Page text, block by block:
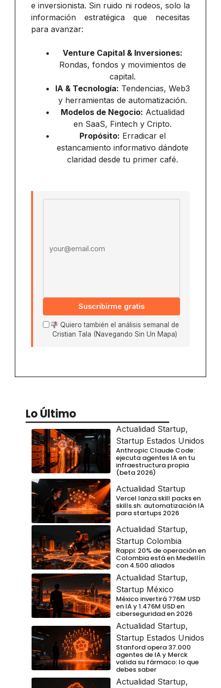
e inversionista. Sin ruido ni rodeos, solo la
información estratégica que necesitas
para avanzar:
Venture Capital & Inversiones:
Rondas, fondos y movimientos de
capital.
IA & Tecnología: Tendencias, Web3
y herramientas de automatización.
Modelos de Negocio: Actualidad
en SaaS, Fintech y Cripto.
Propósito: Erradicar el
estancamiento informativo dándote
claridad desde tu primer café.
Suscribirme gratis
Quiero también el análisis semanal de
Cristian Tala (Navegando Sin Un Mapa)
Lo Último
Actualidad Startup,
Startup Estados Unidos
Anthropic Claude Code:
ejecuta agentes IA en tu
infraestructura propia
(beta 2026)
Actualidad Startup
Vercel lanza skill packs en
skills.sh: automatización IA
para startups 2026
Actualidad Startup,
Startup Colombia
Rappi: 20% de operación en
Colombia está en Medellín
con 4.500 aliados
Actualidad Startup,
Startup México
México invertirá 776M USD
en IA y 1.476M USD en
ciberseguridad en 2026
Actualidad Startup,
Startup Estados Unidos
Stanford opera 37.000
agentes de IA y Merck
valida su fármaco: lo que
debes saber
Actualidad Startup,